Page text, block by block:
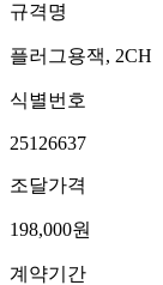
규격명
플러그용잭, 2CH
식별번호
25126637
조달가격
198,000원
계약기간